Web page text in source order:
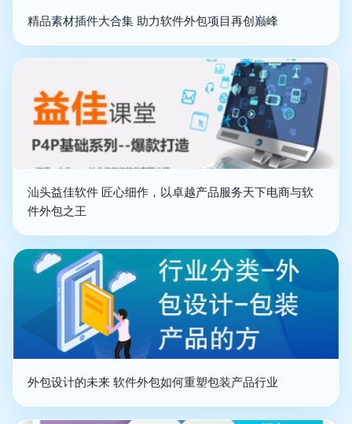
精品素材插件大合集 助力软件外包项目再创巅峰
汕头益佳软件 匠心细作，以卓越产品服务天下电商与软
件外包之王
外包设计的未来 软件外包如何重塑包装产品行业